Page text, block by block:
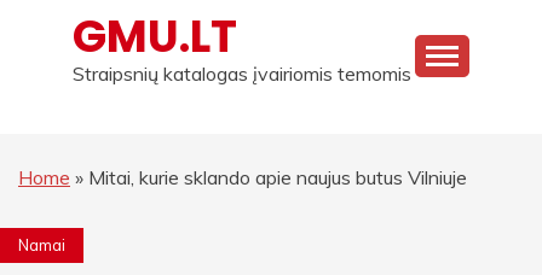
GMU.LT
Straipsnių katalogas įvairiomis temomis
Home » Mitai, kurie sklando apie naujus butus Vilniuje
Namai